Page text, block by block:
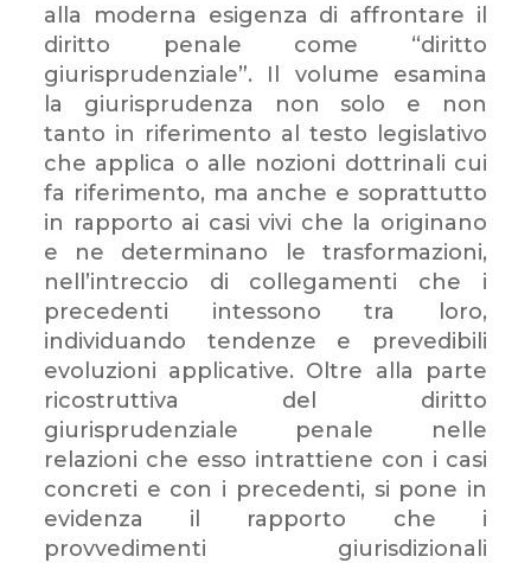
alla moderna esigenza di affrontare il
diritto penale come “diritto
giurisprudenziale”. Il volume esamina
la giurisprudenza non solo e non
tanto in riferimento al testo legislativo
che applica o alle nozioni dottrinali cui
fa riferimento, ma anche e soprattutto
in rapporto ai casi vivi che la originano
e ne determinano le trasformazioni,
nell’intreccio di collegamenti che i
precedenti intessono tra loro,
individuando tendenze e prevedibili
evoluzioni applicative. Oltre alla parte
ricostruttiva del diritto
giurisprudenziale penale nelle
relazioni che esso intrattiene con i casi
concreti e con i precedenti, si pone in
evidenza il rapporto che i
provvedimenti giurisdizionali